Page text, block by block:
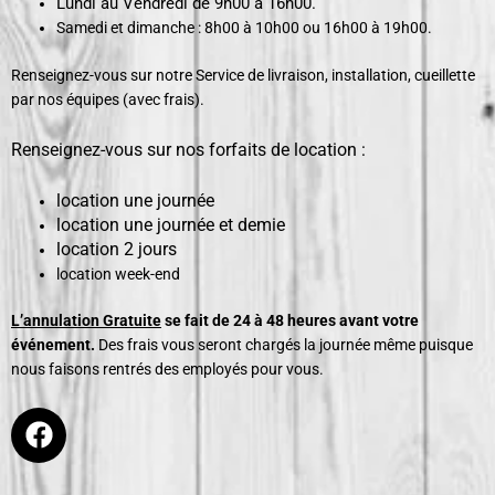
Samedi et dimanche : 8h00 à 10h00 ou 16h00 à 19h00.
Renseignez-vous sur notre Service de livraison, installation, cueillette
par nos équipes (avec frais).
Renseignez-vous sur nos forfaits de location :
location une journée
location une journée et demie
location 2 jours
location week-end
L’annulation Gratuitese fait de 24 à 48 heures avant votre
événement. Des frais vous seront chargés la journée même puisque
nous faisons rentrés des employés pour vous.
F
a
c